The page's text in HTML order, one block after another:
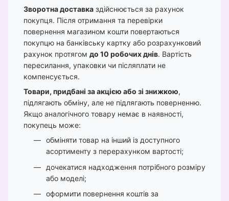
Зворотна доставка здійснюється за рахунок
покупця. Після отримання та перевірки
повернення магазином кошти повертаються
покупцю на банківську картку або розрахунковий
рахунок протягом до 10 робочих днів. Вартість
пересилання, упаковки чи післяплати не
компенсується.
Товари, придбані за акцією або зі знижкою,
підлягають обміну, але не підлягають поверненню.
Якщо аналогічного товару немає в наявності,
покупець може:
обміняти товар на інший із доступного
асортименту з перерахунком вартості;
дочекатися надходження потрібного розміру
або моделі;
оформити повернення коштів за